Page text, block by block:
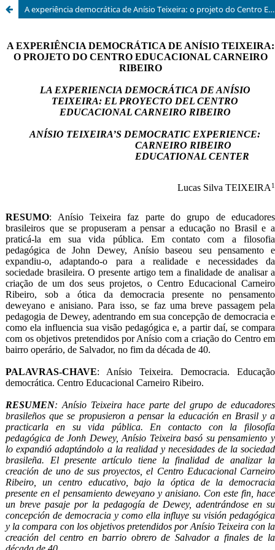
A experiência democrática de Anísio Teixeira: o projeto do Centro Educacional Carneiro Ribeiro